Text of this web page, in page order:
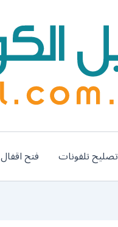
تصليح تلفونات فتح اقفال